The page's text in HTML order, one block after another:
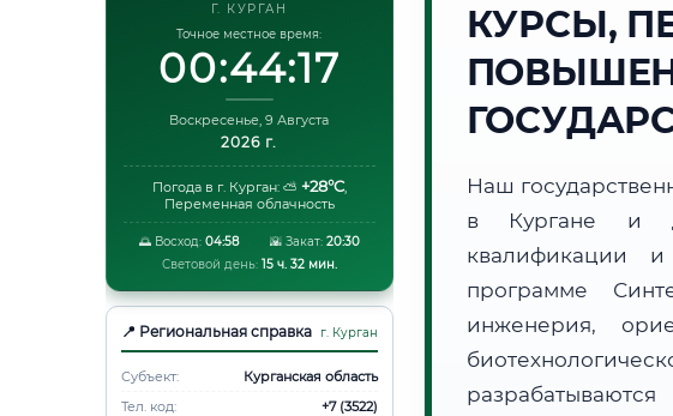
Г. КУРГАН
Точное местное время:
00:44:18
Воскресенье, 9 Августа
2026 г.
Погода в г. Курган: ⛅ +28°C,
Переменная облачность
🌅 Восход: 04:58 🌇 Закат: 20:30
Световой день: 15 ч. 32 мин.
📍 Региональная справка г. Курган
Субъект:
Курганская область
Тел. код:
+7 (3522)
КУРСЫ,
Наш
в Кургане и
квалификации и
программе
инженерия,